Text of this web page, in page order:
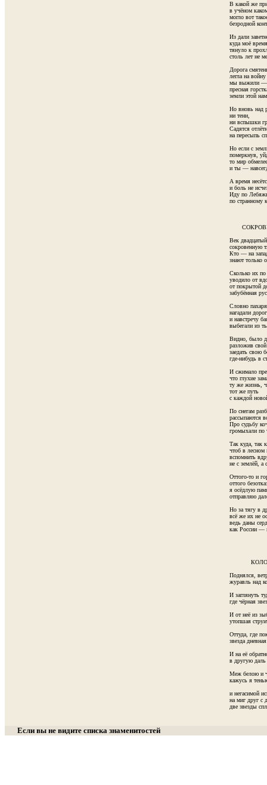
В какой же
в учёном
могло вот
безродной
Из дали
куда моё
тянуло к
столь лет не
Дорога
легла на войну
мы выжили —
пресная
земли этой
Но вновь над
ни тени,
ни вспышки
Садятся
на пересыпь
Но если с
померкнув,
то мир
и ты —
А время
и боль не
Иду по
по странному
Век
сокровенную
Кто — на
знают только
Сколько их по
уводило от
от покрытой
забубённая
Словно
нагадали
и навстречу
выбегали из
Видно, было
разложив свой
заедать свою
где-нибудь в
И сжимало
что глухие
ту же жизнь,
тот же путь
с каждой
По снегам
рассыпаются
Про судьбу
громыхали по
Так куда, так
чтоб в
вспомнить
не с землёй, а
Оттого-то и
оттого
я осёдлую
отправляю
Но за тягу в
всё же их не
ведь даны
как России —
Поднялся,
журавль над
И заглянуть
где чёрная
И от неё из
утопшая
Оттуда, где
звезда
И на её
в другую даль
Меж белою и
кажусь я
и негасимой
на миг друг с
Если вы не видите списка знаменитостей